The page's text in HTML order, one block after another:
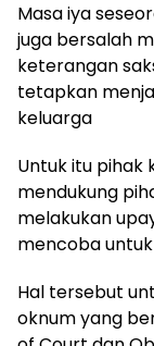
Masa iya
juga bersalah
keterangan
tetapkan
keluarga
Untuk itu pihak
mendukung
melakukan
mencoba
Hal tersebut
oknum yang